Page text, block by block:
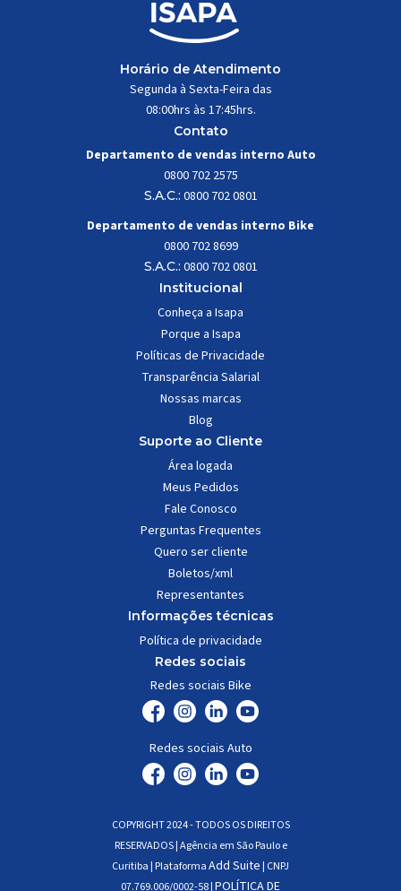
Horário de Atendimento
Segunda à Sexta-Feira das
08:00hrs às 17:45hrs.
Contato
Departamento de vendas interno Auto
0800 702 2575
S.A.C.: 0800 702 0801
Departamento de vendas interno Bike
0800 702 8699
S.A.C.: 0800 702 0801
Institucional
Conheça a Isapa
Porque a Isapa
Políticas de Privacidade
Transparência Salarial
Nossas marcas
Blog
Suporte ao Cliente
Área logada
Meus Pedidos
Fale Conosco
Perguntas Frequentes
Quero ser cliente
Boletos/xml
Representantes
Informações técnicas
Política de privacidade
Redes sociais
Redes sociais Bike
Redes sociais Auto
COPYRIGHT 2024 - TODOS OS DIREITOS
RESERVADOS | Agência em São Paulo e
Curitiba | PlataformaAdd Suite | CNPJ
07.769.006/0002-58 |POLÍTICA DE